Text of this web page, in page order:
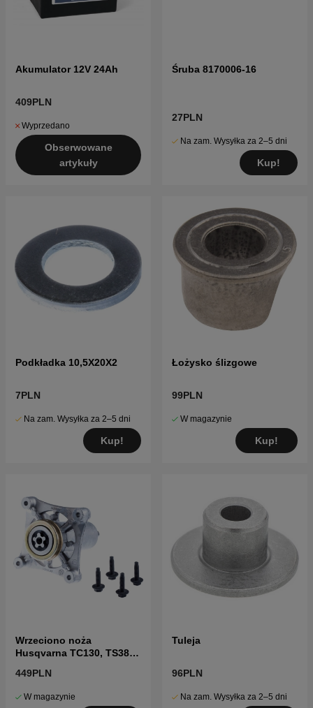
Akumulator 12V 24Ah
409PLN
Wyprzedano
Obserwowane
artykuły
Śruba 8170006-16
27PLN
Na zam. Wysyłka za 2–5 dni
Kup!
Podkładka 10,5X20X2
7PLN
Na zam. Wysyłka za 2–5 dni
Kup!
Łożysko ślizgowe
99PLN
W magazynie
Kup!
Wrzeciono noża
Husqvarna TC130, TS38,
inne
449PLN
W magazynie
Tuleja
96PLN
Na zam. Wysyłka za 2–5 dni